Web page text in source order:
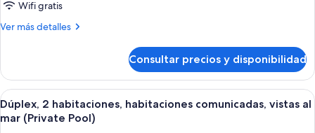
Wifi gratis
Ver más detalles
Más
junior
Consultar precios y disponibilidad
Abrir
todas
Una sala de estar moderna con piso
25
Dúplex, 2 habitaciones, habitaciones comunicadas, vistas al
mar (Private Pool)